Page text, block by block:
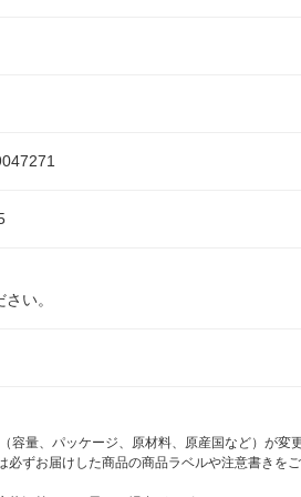
い。
容量、パッケージ、原材料、原産国など）が変
ずお届けした商品の商品ラベルや注意書きをご